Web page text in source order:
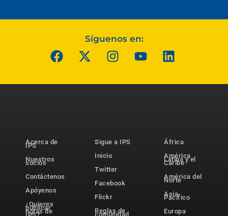
Síguenos en:
Acerca de
IPS
Nuestros
socios
Contáctenos
Apóyenos
¿Quieres
publicar
notas de
Sigue a IPS
Inicio
Twitter
Facebook
Flickr
Reglas de
comunidad
África
América
Latina y el
Caribe
América del
Norte
Asia-
Pacífico
Europa